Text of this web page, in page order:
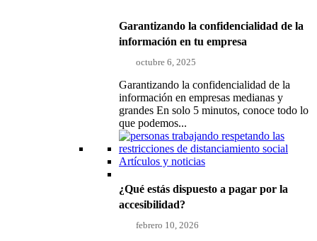
Garantizando la confidencialidad de la
información en tu empresa
octubre 6, 2025
Garantizando la confidencialidad de la
información en empresas medianas y
grandes En solo 5 minutos, conoce todo lo
que podemos...
Artículos y noticias
¿Qué estás dispuesto a pagar por la
accesibilidad?
febrero 10, 2026